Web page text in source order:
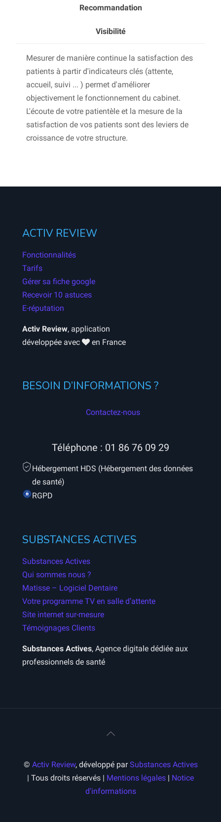
Recommandation
Visibilité
Mesurer de manière continue la satisfaction des
patients à partir d'indicateurs clés (attente,
accueil, suivi ... ) permet d'améliorer
objectivement le fonctionnement du cabinet.
L'écoute de votre patientèle et la mesure de la
satisfaction de vos patients sont des leviers de
croissance de votre structure.
ACTIV REVIEW
Fonctionnalités
Tarifs
Gérer sa fiche google
Recevoir 10 astuces
E-réputation
Activ Review, application
développée avec
en France
BESOIN D’INFORMATIONS ?
Contactez-nous
Téléphone : 01 86 76 09 29
Hébergement HDS (Hébergement des données
de santé)
RGPD
SUBSTANCES ACTIVES
Substances Actives
Qui sommes nous ?
Matisse – Logiciel Dentaire
Votre programme TV en salle d’attente
Site internet sur-mesure
Témoignages Clients
Substances Actives, Agence digitale dédiée aux
professionnels de santé
© Activ Review, développé parSubstances Actives
| Tous droits réservés | Mentions légales | Notice
d'informations